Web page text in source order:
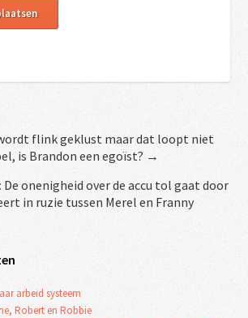
flink geklust maar dat loopt niet
is Brandon een egoïst? →
De onenigheid over de accu tol gaat door
in ruzie tussen Merel en Franny
arbeid systeem
Robert en Robbie